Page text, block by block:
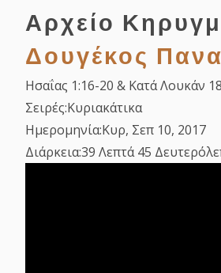
Αρχείο
Δουγέκος
Ησαΐας 1:16-20 & Κατά Λουκάν
Σειρές:Κυριακάτικα
Ημερομηνία:Κυρ, Σεπ 10, 2017
Διάρκεια:39 Λεπτά 45